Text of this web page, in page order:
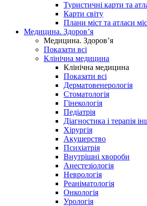
Туристичні карти та
Карти світу
Плани міст та атласи
Медицина. Здоров’я
Медицина. Здоров’я
Показати всі
Клінічна медицина
Клінічна медицина
Показати всі
Дерматовенерологія
Стоматологія
Гінекологія
Педіатрія
Діагностика і терапія
Хірургія
Акушерство
Психіатрія
Внутрішні хвороби
Анестезіологія
Неврологія
Реаніматологія
Онкологія
Урологія